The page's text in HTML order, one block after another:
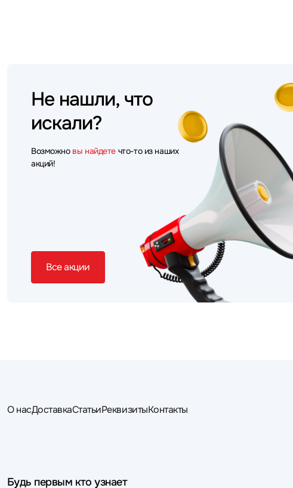
Не нашли, что
искали?
Возможно вы найдете что-то из наших
акций!
Все акции
О насДоставкаСтатьиРеквизитыКонтакты
Будь первым кто узнает